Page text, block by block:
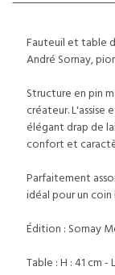
Fauteuil et table
André Sornay,
Structure en pin
créateur. L'assise
élégant drap de
confort et
Parfaitement
idéal pour un
Édition : Sornay
Table : H : 41 cm -